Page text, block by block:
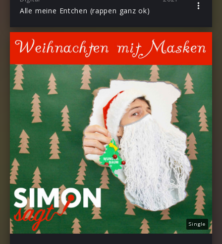
Alle meine Entchen (rappen ganz ok)
Single